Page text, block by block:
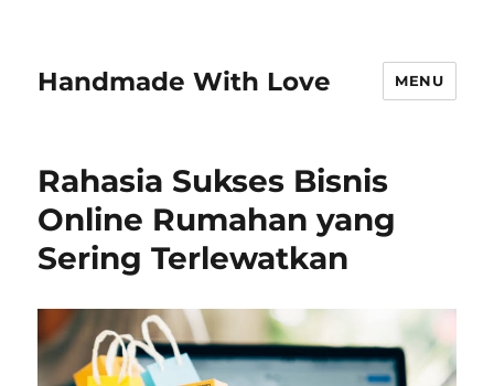
Handmade With Love MENU
Rahasia Sukses Bisnis
Online Rumahan yang
Sering Terlewatkan